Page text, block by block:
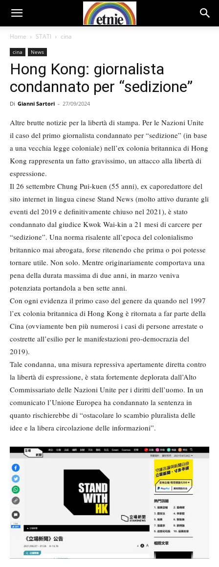
Home STATI cina
cina News
Hong Kong: giornalista
condannato per “sedizione”
Di Gianni Sartori - 27/09/2024
Altre brutte notizie per la libertà di stampa. Per le Nazioni Unite
il caso del primo giornalista condannato per “sedizione” (in base
a una vecchia legge coloniale) nell’ex colonia britannica di Hong
Kong rappresenta un fatto gravissimo, un attacco alla libertà di
espressione.
Il 26 settembre Chung Pui-kuen (55 anni), ex caporedattore del
sito internet in lingua cinese Stand News (molto attivo durante gli
eventi del 2019 e definitivamente chiuso nel 2021), è stato
condannato dal giudice Kwok Wai-kin a 21 mesi di carcere per
“sedizione”. Una norma risalente all’epoca del colonialismo
britannico mai abrogata, forse ritenendo che prima o poi potesse
tornare utile. Non solo. Mentre originariamente comportava una
pena della durata massima di due anni, in marzo veniva
potenziata portandola a ben sette anni.
Con ogni evidenza il primo caso del genere da quando nel 1997
l’ex colonia britannica di Hong Kong è ritornata a far parte della
Cina (ovviamente ben più numerosi i casi di persone arrestate o
costrette all’esilio per le manifestazioni pro-democrazia del
2019).
Tale condanna, una misura repressiva apertamente diretta contro
la libertà di espressione, è stata fortemente deplorata dall’Alto
Commissariato delle Nazioni Unite per i diritti dell’uomo. In un
comunicato l’Unione Europea ha condannato la sentenza in
quanto rischierebbe di “ostacolare lo scambio pluralista delle
idee e la libera circolazione delle informazioni”.